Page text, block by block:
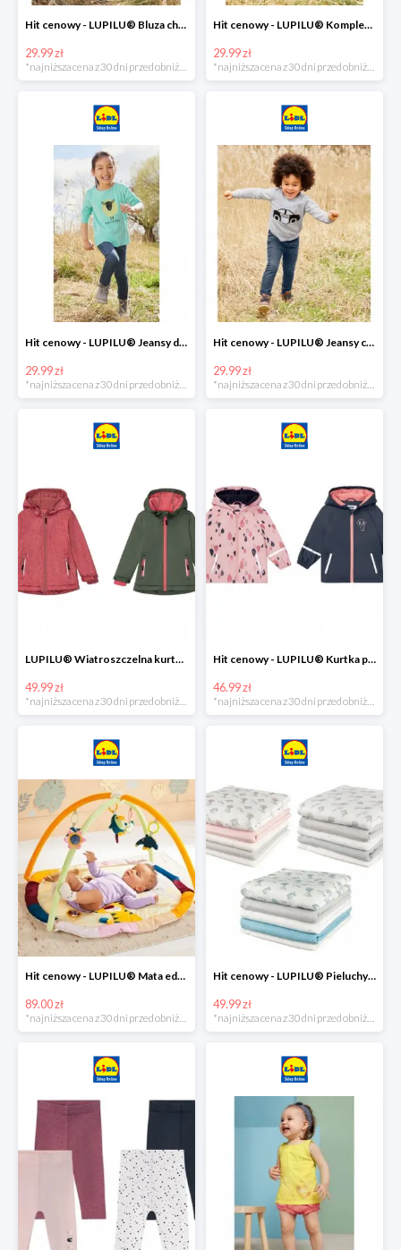
Hit cenowy - LUPILU® Bluza chłopięca w stylu college
29.99 zł
*najniższa cena z 30 dni przed obniżką
Hit cenowy - LUPILU® Komplet dziewczęcy (sukienka + legginsy)
29.99 zł
*najniższa cena z 30 dni przed obniżką
Hit cenowy - LUPILU® Jeansy dziewczęce slim fit
29.99 zł
Hit cenowy - LUPILU® Jeansy chłopięce slim fit
29.99 zł
LUPILU® Wiatroszczelna kurtka dziecięca softshell, 1 sztuka
49.99 zł
Hit cenowy - LUPILU® Kurtka przeciwdeszczowa dziewczęca, 1 sztuka
46.99 zł
Hit cenowy - LUPILU® Mata edukacyjna dla niemowląt, 1 sztuka
89.00 zł
*najniższa cena z 30 dni przed obniżką
Hit cenowy - LUPILU® Pieluchy tetrowe 80x80 cm, z biobawełny, 5 sztuk
49.99 zł
*najniższa cena z 30 dni przed obniżką